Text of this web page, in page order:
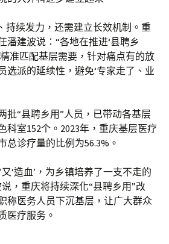
持续发力，还需建立长效机制。重
潘建波说：“各地在推进‘县聘乡
准匹配基层需要，针对痛点有的放
选派的延续性，避免‘专家走了、业
批“县聘乡用”人员，已带动各基层
科室152个。2023年，重庆基层医疗
总诊疗量的比例为56.3%。
又‘造血’，为乡镇培养了一支不走的
，重庆将持续深化“县聘乡用”改
称医务人员下沉基层，让广大群众
医疗服务。